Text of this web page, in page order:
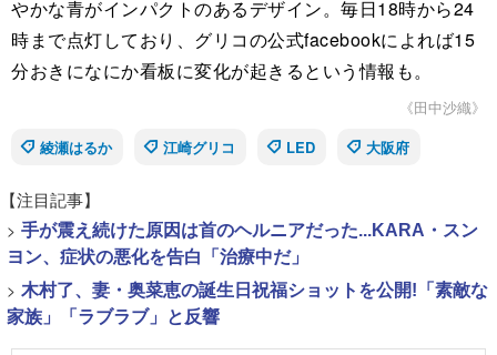
やかな青がインパクトのあるデザイン。毎日18時から24
時まで点灯しており、グリコの公式facebookによれば15
分おきになにか看板に変化が起きるという情報も。
《田中沙織》
綾瀬はるか
江崎グリコ LED 大阪府
【注目記事】
> 手が震え続けた原因は首のヘルニアだった...KARA・スン
ヨン、症状の悪化を告白「治療中だ」
> 木村了、妻・奥菜恵の誕生日祝福ショットを公開!「素敵な
家族」「ラブラブ」と反響